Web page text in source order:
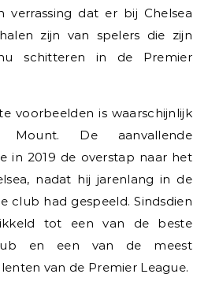
verrassing dat er bij Chelsea
zijn van spelers die zijn
schitteren in de Premier
voorbeelden is waarschijnlijk
De aanvallende
in 2019 de overstap naar het
nadat hij jarenlang in de
club had gespeeld. Sindsdien
tot een van de beste
en een van de meest
van de Premier League.